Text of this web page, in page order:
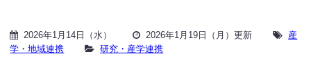
2026年1月14日（水） 2026年1月19日（月）更新
産
学・地域連携
研究・産学連携